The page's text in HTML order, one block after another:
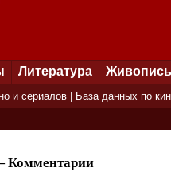
Литература Живопись
и сериалов База данных по
Комментарии